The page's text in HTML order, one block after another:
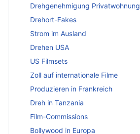
Drehgenehmigung Privatwohnung
Drehort-Fakes
Strom im Ausland
Drehen USA
US Filmsets
Zoll auf internationale Filme
Produzieren in Frankreich
Dreh in Tanzania
Film-Commissions
Bollywood in Europa